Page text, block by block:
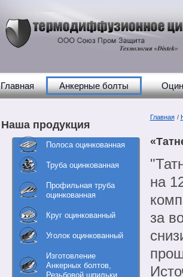
Главная Анкерные болты
Наша продукция
Полоса оцинкованная
Труба оцинкованная
Профильная труба
оцинкованная
Круг оцинкованный
Уголок оцинкованный
Изготовление
Анкерных болтов,
Резьбовой шпильки
Главная /
на
за